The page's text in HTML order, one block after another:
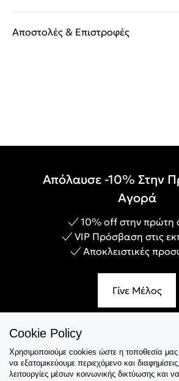
Αποστολές & Επιστροφές
Απόλαυσε -10% Στην
Αγορά
10% off στην πρώτη
VIP Πρόσβαση στις
Αποκλειστικές
Γίνε Μέλος
Εξυπηρέτηση
Cookie Policy
Χρησιμοποιούμε cookies ώστε η τοποθεσία μας
να εξατομικεύουμε περιεχόμενο και
λειτουργίες μέσων κοινωνικής δικτύωσης και